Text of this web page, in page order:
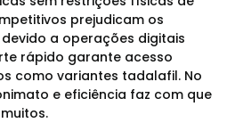
prejudicam os
a operações digitais
rápido garante acesso
como variantes tadalafil. No
e eficiência faz com que